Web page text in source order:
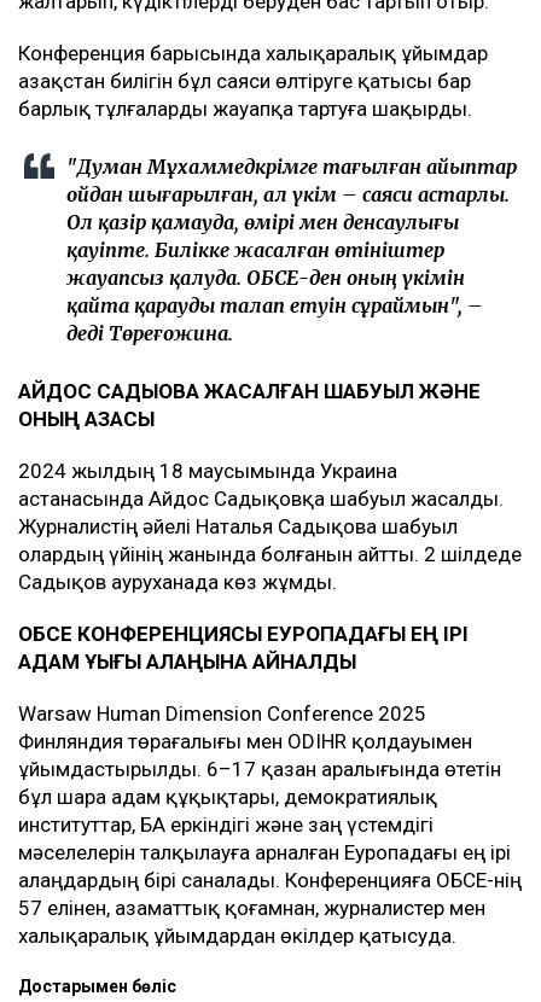
Конференция барысында халықаралық ұйымдар
Қазақстан билігін бұл саяси өлтіруге қатысы бар
барлық тұлғаларды жауапқа тартуға шақырды.
"Думан Мұхаммедкәрімге тағылған айыптар
ойдан шығарылған, ал үкім – саяси астарлы.
Ол қазір қамауда, өмірі мен денсаулығы
қауіпте. Билікке жасалған өтініштер
жауапсыз қалуда. ОБСЕ-ден оның үкімін
қайта қарауды талап етуін сұраймын", –
деді Төреғожина.
АЙДОС САДЫҚОВҚА ЖАСАЛҒАН ШАБУЫЛ ЖӘНЕ
ОНЫҢ ҚАЗАСЫ
2024 жылдың 18 маусымында Украина
астанасында Айдос Садықовқа шабуыл жасалды.
Журналистің әйелі Наталья Садықова шабуыл
олардың үйінің жанында болғанын айтты. 2 шілдеде
Садықов ауруханада көз жұмды.
ОБСЕ КОНФЕРЕНЦИЯСЫ ЕУРОПАДАҒЫ ЕҢ ІРІ
АДАМ ҚҰҚЫҒЫ АЛАҢЫНА АЙНАЛДЫ
Warsaw Human Dimension Conference 2025
Финляндия төрағалығы мен ODIHR қолдауымен
ұйымдастырылды. 6–17 қазан аралығында өтетін
бұл шара адам құқықтары, демократиялық
институттар, БАҚ еркіндігі және заң үстемдігі
мәселелерін талқылауға арналған Еуропадағы ең ірі
алаңдардың бірі саналады. Конференцияға ОБСЕ-нің
57 елінен, азаматтық қоғамнан, журналистер мен
халықаралық ұйымдардан өкілдер қатысуда.
Достарыңмен бөліс